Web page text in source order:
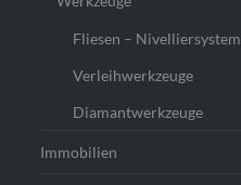
Fliesen – Nivelliersystem
Verleihwerkzeuge
Diamantwerkzeuge
Immobilien